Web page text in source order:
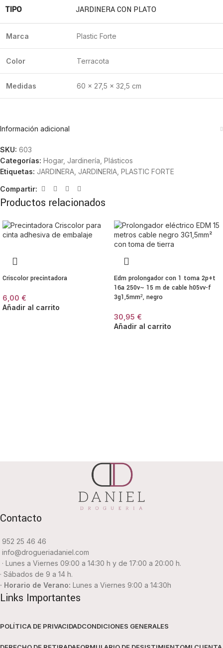
TIPO JARDINERA CON PLATO
Marca Plastic Forte
Color Terracota
Medidas 60 × 27,5 × 32,5 cm
Información adicional
SKU: 603
Categorías: Hogar, Jardinería Plásticos
Etiquetas: JARDINERA JARDINERIA PLASTIC FORTE
Compartir:
Productos relacionados
Criscolor precintadora
6,00 €
Añadir al carrito
Edm prolongador con 1 toma 2p+t
16a 250v~ 15 m de cable h05vv-f
3g1,5mm², negro
30,95 €
Añadir al carrito
Contacto
952 25 46 46
info@drogueriadaniel.com
· Lunes a Viernes 09:00 a 14:30 h y de 17:00 a 20:00 h.
· Sábados de 9 a 14 h.
· Horario de Verano: Lunes a Viernes 9:00 a 14:30h
Links Importantes
POLÍTICA DE PRIVACIDADCONDICIONES GENERALES